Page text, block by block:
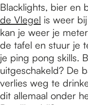
Blacklights, bier en
de Vlegel is weer
kan je weer je
de tafel en stuur je
je ping pong skills.
uitgeschakeld? De
verlies weg te
dit allemaal onder